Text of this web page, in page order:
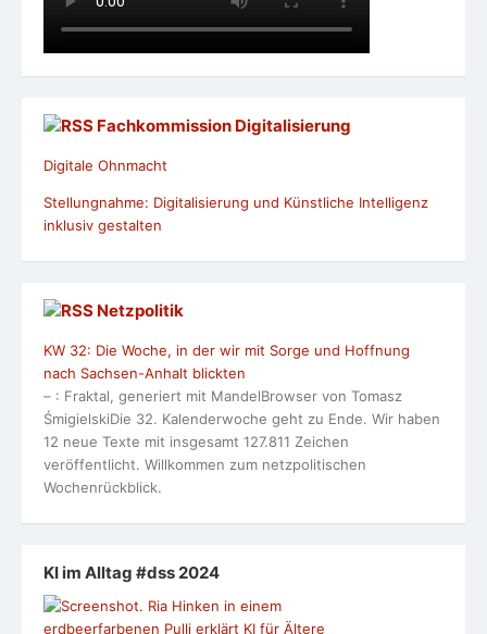
Fachkommission Digitalisierung
Digitale Ohnmacht
Stellungnahme: Digitalisierung und Künstliche Intelligenz
inklusiv gestalten
Netzpolitik
KW 32: Die Woche, in der wir mit Sorge und Hoffnung
nach Sachsen-Anhalt blickten
– : Fraktal, generiert mit MandelBrowser von Tomasz
ŚmigielskiDie 32. Kalenderwoche geht zu Ende. Wir haben
12 neue Texte mit insgesamt 127.811 Zeichen
veröffentlicht. Willkommen zum netzpolitischen
Wochenrückblick.
KI im Alltag #dss 2024